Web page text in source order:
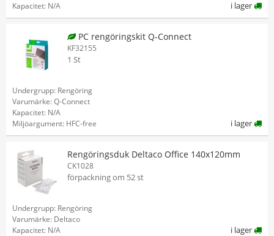
Kapacitet: N/A
i lager
PC rengöringskit Q-Connect
KF32155
1 St
Undergrupp: Rengöring
Varumärke: Q-Connect
Kapacitet: N/A
Miljöargument: HFC-free
i lager
Rengöringsduk Deltaco Office 140x120mm
CK1028
förpackning om 52 st
Undergrupp: Rengöring
Varumärke: Deltaco
Kapacitet: N/A
i lager